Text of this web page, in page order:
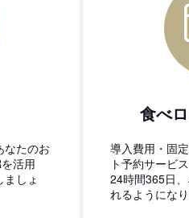
なたのお
活用
ましょ
食べ
導入費用・固
ト予約サービス
24時間365日
れるようになり